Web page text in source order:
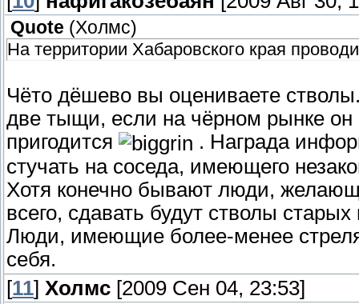
Quote (Холмс)
На территории Хабаровского края
Чёто дёшево вы оцениваете
две тыщи, если на чёрном рынке он
пригодится
. Награда
стучать на соседа, имеющего
Хотя конечно бывают люди,
всего, сдавать будут стволы
Люди, имеющие более-менее
себя.
[11] Холмс [2009 Сен 04, 23:53]